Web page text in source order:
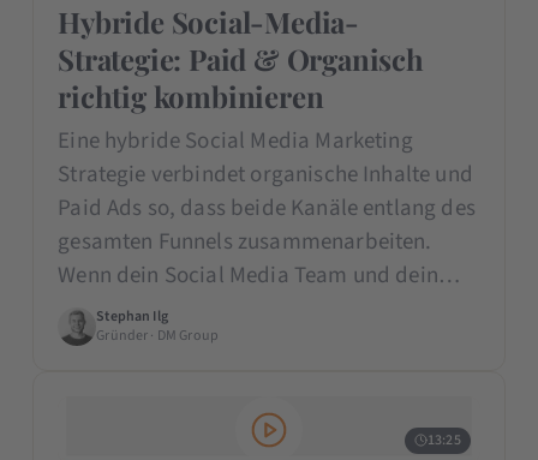
Hybride Social-Media-
Strategie: Paid & Organisch
richtig kombinieren
Eine hybride Social Media Marketing
Strategie verbindet organische Inhalte und
Paid Ads so, dass beide Kanäle entlang des
gesamten Funnels zusammenarbeiten.
Wenn dein Social Media Team und dein…
Stephan Ilg
Gründer · DM Group
13:25